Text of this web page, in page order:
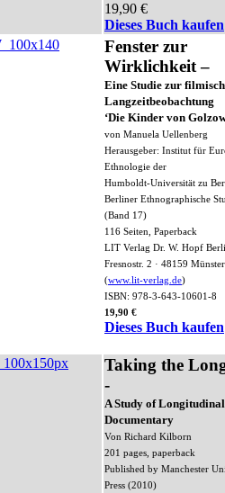
19,90 €
Dieses Buch kaufen
Fenster zur
Wirklichkeit –
Eine Studie zur
Langzeitbeobachtung
‘Die Kinder von
von Manuela Uellenberg
Herausgeber: Institut für
Ethnologie der
Humboldt-Universität zu
Berliner Ethnographische
(Band 17)
116 Seiten, Paperback
LIT Verlag Dr. W. Hopf
Fresnostr. 2 · 48159 Münster
(www.lit-verlag.de)
ISBN: 978-3-643-10601-8
19,90 €
Dieses Buch kaufen
Taking the
-
A Study of Longitudinal
Documentary
Von Richard Kilborn
201 pages, paperback
Published by Manchester
Press (2010)